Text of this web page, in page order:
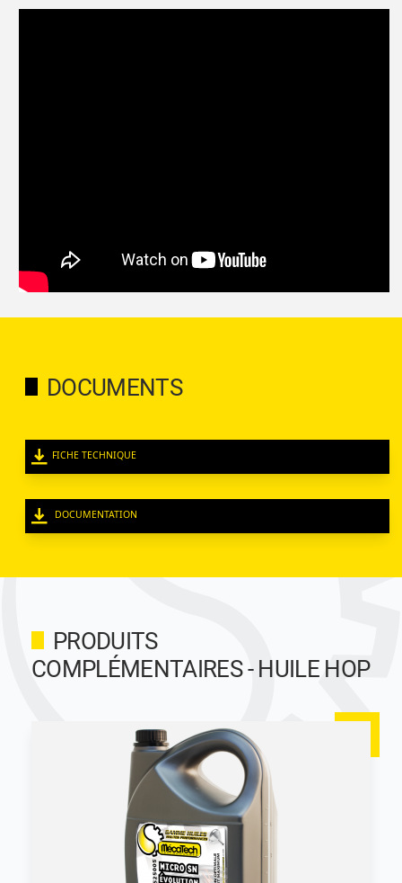
DOCUMENTS
FICHE TECHNIQUE
DOCUMENTATION
PRODUITS
COMPLÉMENTAIRES - HUILE HOP